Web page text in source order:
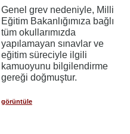
Genel grev nedeniyle, Milli
Eğitim Bakanlığımıza bağlı
tüm okullarımızda
yapılamayan sınavlar ve
eğitim süreciyle ilgili
kamuoyunu bilgilendirme
gereği doğmuştur.
görüntüle